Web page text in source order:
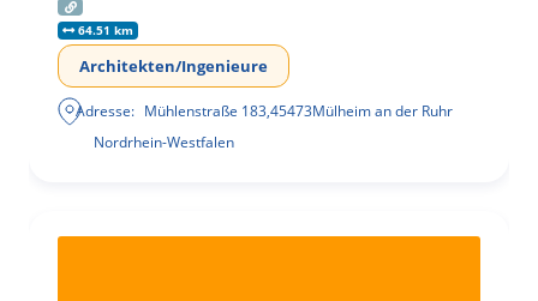
64.51 km
Architekten/Ingenieure
Adresse: Mühlenstraße 183,45473Mülheim an der Ruhr
Nordrhein-Westfalen